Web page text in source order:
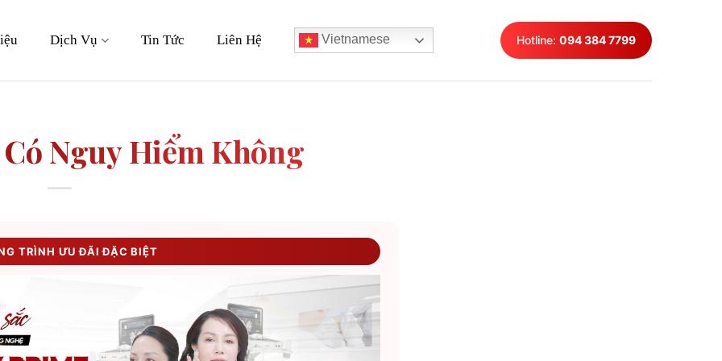
Dịch Vụ Tin Tức Liên Hệ Vietnamese Hotline: 094 384 7799
Nguy Hiểm Không
TRÌNH ƯU ĐÃI ĐẶC BIỆT